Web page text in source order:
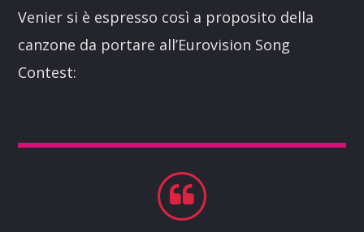
Venier si è espresso così a proposito della
canzone da portare all’Eurovision Song
Contest: